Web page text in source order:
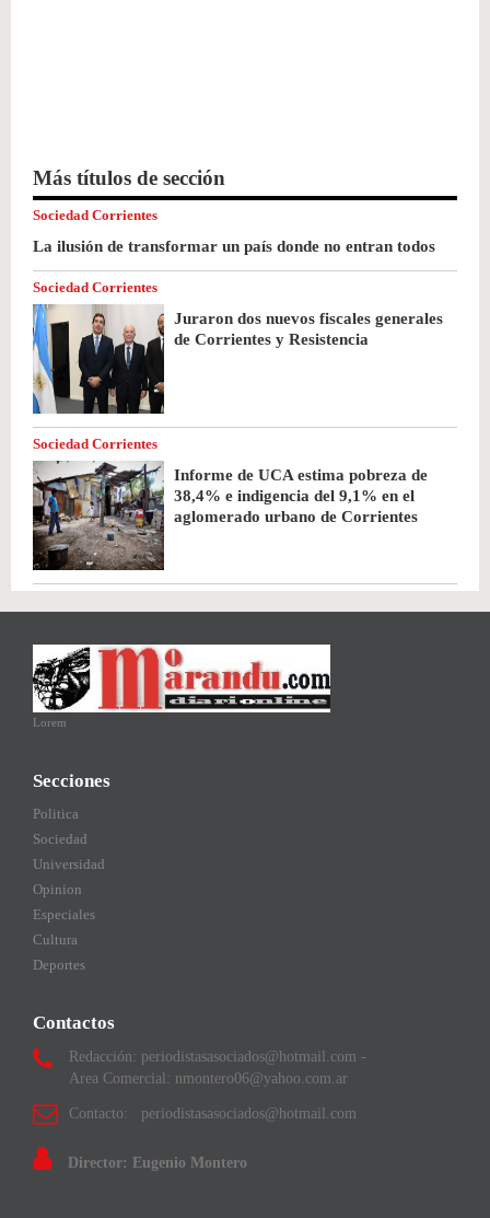
Más títulos de sección
Sociedad Corrientes
La ilusión de transformar un país donde no entran todos
Sociedad Corrientes
Juraron dos nuevos fiscales generales
de Corrientes y Resistencia
Sociedad Corrientes
Informe de UCA estima pobreza de
38,4% e indigencia del 9,1% en el
aglomerado urbano de Corrientes
Lorem
Secciones
Politica
Sociedad
Universidad
Opinion
Especiales
Cultura
Deportes
Contactos
Redacción: periodistasasociados@hotmail.com -
Area Comercial: nmontero06@yahoo.com.ar
Contacto: periodistasasociados@hotmail.com
Director: Eugenio Montero